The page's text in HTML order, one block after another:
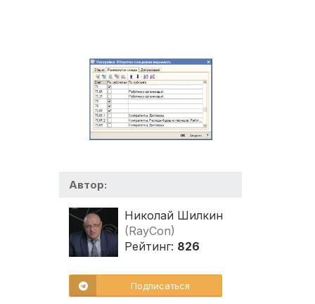
Автор:
Николай Шилкин
(RayCon)
Рейтинг: 826
Подписаться